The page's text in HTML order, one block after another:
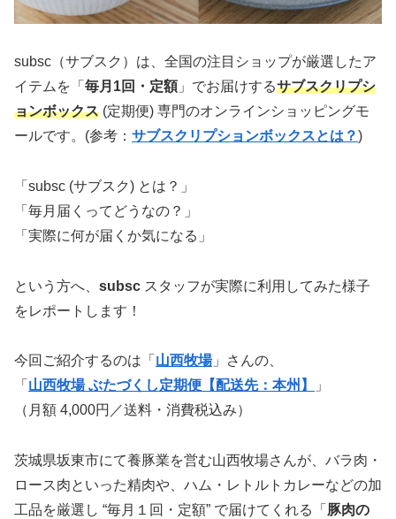
subsc（サブスク）は、全国の注目ショップが厳選したア
イテムを「 毎月1回・定額」でお届けするサブスクリプシ
ョンボックス (定期便) 専門のオンラインショッピングモ
ールです。(参考： サブスクリプションボックスとは？)
「subsc (サブスク) とは？」
「毎月届くってどうなの？」
「実際に何が届くか気になる」
という方へ、 subsc スタッフが実際に利用してみた様子
をレポートします！
今回ご紹介するのは「 山西牧場」さんの、
「 山西牧場 ぶたづくし定期便【配送先：本州】
」
（月額 4,000円／送料・消費税込み）
茨城県坂東市にて養豚業を営む山西牧場さんが、バラ肉・
ロース肉といった精肉や、ハム・レトルトカレーなどの加
工品を厳選し “毎月１回・定額” で届けてくれる「 豚肉の